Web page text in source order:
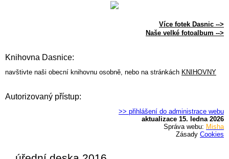
Více fotek Dasnic -->
Naše velké fotoalbum -->
Knihovna Dasnice:
navštivte naši obecní knihovnu osobně, nebo na stránkách KNIHOVNY
Autorizovaný přístup:
>> přihlášení do administrace webu
aktualizace 15. ledna 2026
Správa webu: Misha
Zásady Cookies